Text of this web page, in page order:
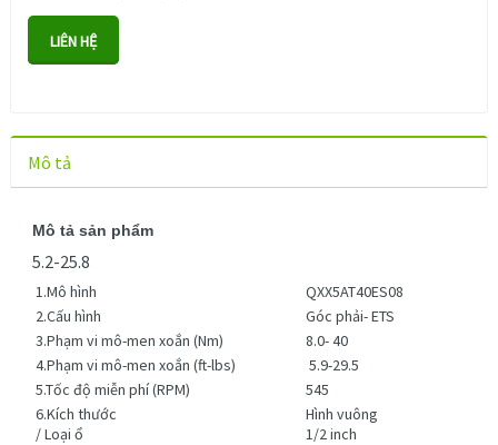
LIÊN HỆ
Mô tả
Mô tả sản phẩm
5.2-25.8
1.Mô hình
QXX5AT40ES08
2.Cấu hình
Góc phải- ETS
3.Phạm vi mô-men xoắn (Nm)
8.0- 40
4.Phạm vi mô-men xoắn (ft-lbs)
5.9-29.5
5.Tốc độ miễn phí (RPM)
545
6.Kích thước
/ Loại ổ
Hình vuông
1/2 inch